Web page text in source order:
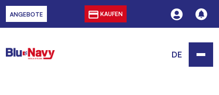
ANGEBOTE KAUFEN
DE